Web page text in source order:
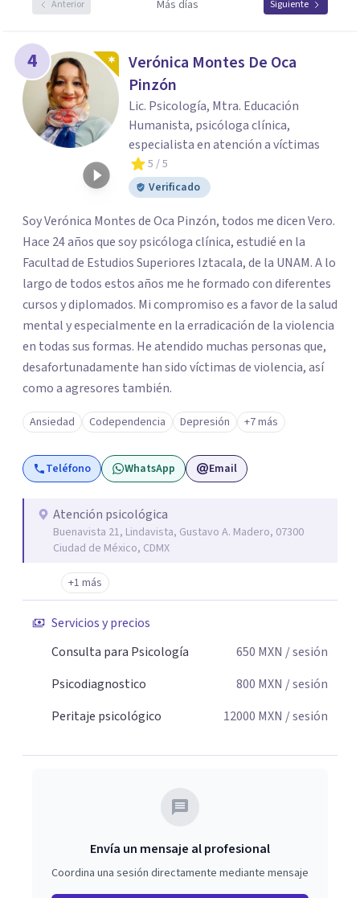
Anterior Más días Siguiente
4
Verónica Montes De Oca
Pinzón
Lic. Psicología, Mtra. Educación
Humanista, psicóloga clínica,
especialista en atención a víctimas
5 / 5
Verificado
Soy Verónica Montes de Oca Pinzón, todos me dicen Vero.
Hace 24 años que soy psicóloga clínica, estudié en la
Facultad de Estudios Superiores Iztacala, de la UNAM. A lo
largo de todos estos años me he formado con diferentes
cursos y diplomados. Mi compromiso es a favor de la salud
mental y especialmente en la erradicación de la violencia
en todas sus formas. He atendido muchas personas que,
desafortunadamente han sido víctimas de violencia, así
como a agresores también.
Ansiedad Codependencia Depresión +7 más
Teléfono WhatsApp Email
Atención psicológica
Buenavista 21, Lindavista, Gustavo A. Madero, 07300
Ciudad de México, CDMX
+1 más
Servicios y precios
Consulta para Psicología
650 MXN / sesión
Psicodiagnostico
800 MXN / sesión
Peritaje psicológico
12000 MXN / sesión
Envía un mensaje al profesional
Coordina una sesión directamente mediante mensaje